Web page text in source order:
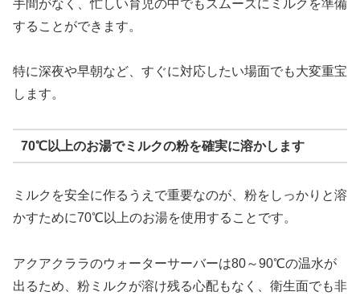
手間がなく、忙しい育児の中でもスムーズにミルクを準備
することができます。
特に深夜や早朝など、すぐに対応したい場面でも大変重宝
します。
70℃以上のお湯でミルクの粉を確実に溶かします
ミルクを安全に作るうえで重要なのが、粉をしっかりと溶
かすために70℃以上のお湯を使用することです。
アクアクララのウォーターサーバーは80～90℃の温水が
出るため、粉ミルクが溶け残る心配もなく、衛生面でも非